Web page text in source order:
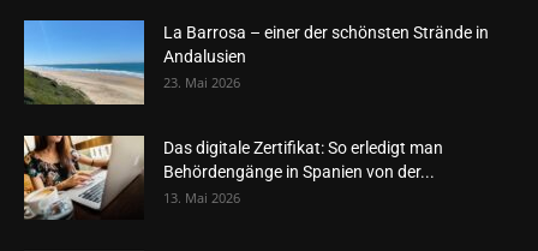
La Barrosa – einer der schönsten Strände in
Andalusien
23. Mai 2026
Das digitale Zertifikat: So erledigt man
Behördengänge in Spanien von der...
13. Mai 2026